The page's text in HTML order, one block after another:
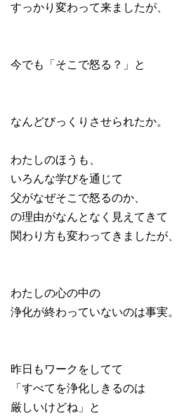
すっかり変わって来ましたが、
今でも「そこで怒る？」と
なんどびっくりさせられたか。
わたしのほうも、
いろんな学びを通じて
父がなぜそこで怒るのか、
の理由がなんとなく見えてきて
関わり方も変わってきましたが、
わたしの心の中の
浄化が終わっていないのは事実。
昨日もワークをしてて
「すべてを浄化しきるのは
厳しいけどね」と